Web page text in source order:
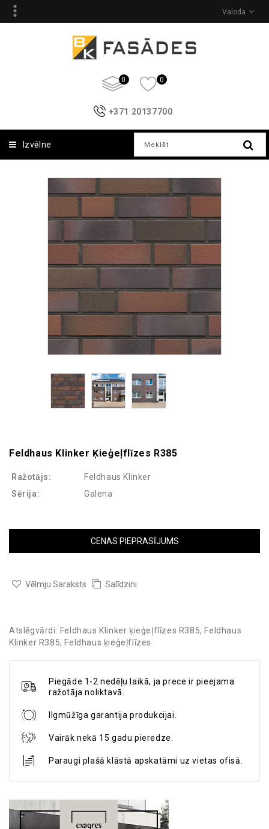
Valoda
0 0
+371 20137700
Izvēlne
Feldhaus Klinker Ķieģeļflīzes R385
Ražotājs:
Feldhaus Klinker
Sērija:
Galena
CENAS PIEPRASĪJUMS
Vēlmju Saraksts Salīdzini
Atslēgvārdi: Feldhaus Klinker ķieģeļflīzes R385, Feldhaus
Klinker R385, Feldhaus ķieģeļflīzes
Piegāde 1-2 nedēļu laikā, ja prece ir pieejama
ražotāja noliktavā.
Ilgmūžīga garantija produkcijai.
Vairāk nekā 15 gadu pieredze.
Paraugi plašā klāstā apskatāmi uz vietas ofisā.